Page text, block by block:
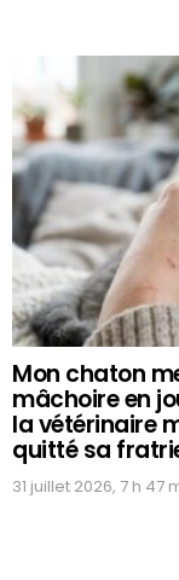
Mon chaton
mâchoire en
la vétérinaire
quitté sa
31 juillet 2026, 7 h 47